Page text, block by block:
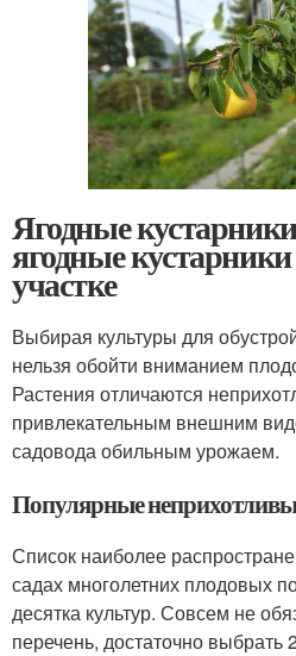
Ягодные
ягодные
участке
Выбирая культуры для
нельзя обойти вниманием
Растения отличаются
привлекательным внешним
садовода обильным урожаем.
Популярные
Список наиболее
садах многолетних плодовых
десятка культур. Совсем не
перечень, достаточно выбрать